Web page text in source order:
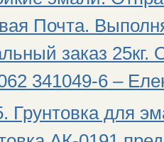
Почта.
заказ 25кг.
341049-6 –
Грунтовка для